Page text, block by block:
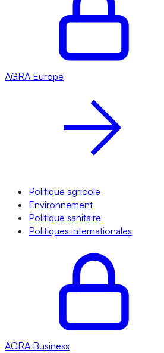
AGRA Europe
Politique agricole
Environnement
Politique sanitaire
Politiques internationales
AGRA Business